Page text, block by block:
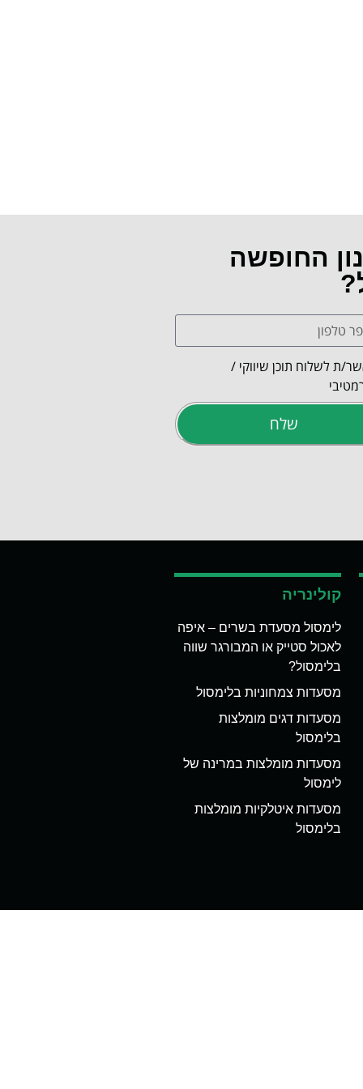
החופשה
ת לשלוח תוכן שיווקי /
שלח
קולינריה
לימסול מסעדת בשרים – איפה
לאכול סטייק או המבורגר שווה
בלימסול?
מסעדות צמחוניות בלימסול
מסעדות דגים מומלצות
בלימסול
מסעדות מומלצות במרינה של
לימסול
מסעדות איטלקיות מומלצות
בלימסול